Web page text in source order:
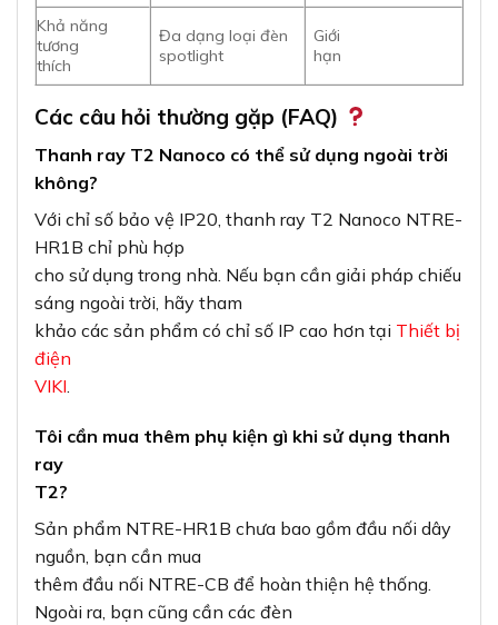
Khả năng
tương
thích
Đa dạng loại đèn
spotlight
Giới
hạn
Các câu hỏi thường gặp (FAQ)
Thanh ray T2 Nanoco có thể sử dụng ngoài trời
không?
Với chỉ số bảo vệ IP20, thanh ray T2 Nanoco NTRE-
HR1B chỉ phù hợp
cho sử dụng trong nhà. Nếu bạn cần giải pháp chiếu
sáng ngoài trời, hãy tham
khảo các sản phẩm có chỉ số IP cao hơn tại Thiết bị
điện
VIKI
Tôi cần mua thêm phụ kiện gì khi sử dụng thanh
ray
T2?
Sản phẩm NTRE-HR1B chưa bao gồm đầu nối dây
nguồn, bạn cần mua
thêm đầu nối NTRE-CB để hoàn thiện hệ thống.
Ngoài ra, bạn cũng cần các đèn